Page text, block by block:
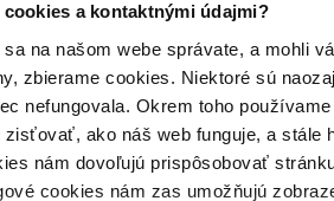
a kontaktnými údajmi?
na našom webe správate, a mohli
zbierame cookies. Niektoré sú
nefungovala. Okrem toho
zisťovať, ako náš web funguje, a stále
nám dovoľujú prispôsobovať
cookies nám zas umožňujú
Kasta